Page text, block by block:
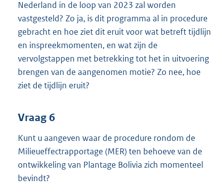
Nederland in de loop van 2023 zal worden
vastgesteld? Zo ja, is dit programma al in procedure
gebracht en hoe ziet dit eruit voor wat betreft tijdlijn
en inspreekmomenten, en wat zijn de
vervolgstappen met betrekking tot het in uitvoering
brengen van de aangenomen motie? Zo nee, hoe
ziet de tijdlijn eruit?
Vraag 6
Kunt u aangeven waar de procedure rondom de
Milieueffectrapportage (MER) ten behoeve van de
ontwikkeling van Plantage Bolivia zich momenteel
bevindt?